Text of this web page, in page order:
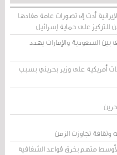
أدت إلى تصورات عامة مفادها
للتركيز على حماية إسرائيل
السعودية والإمارات يهدد
أمريكية على وزير بحريني بسبب
وثقافة تجاوزت الزمن
متهم بخرق قواعد الشفافية